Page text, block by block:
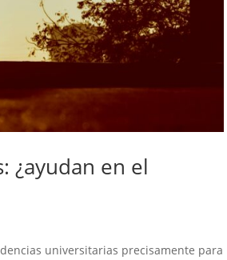
¿ayudan en el
universitarias precisamente para